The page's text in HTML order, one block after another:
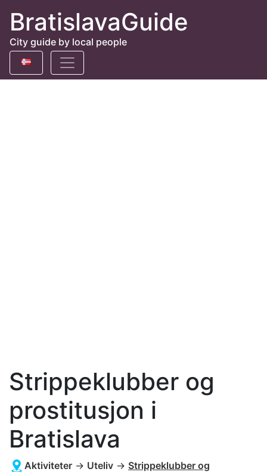
BratislavaGuide
City guide by local people
Strippeklubber og
prostitusjon i
Bratislava
Aktiviteter → Uteliv → Strippeklubber og